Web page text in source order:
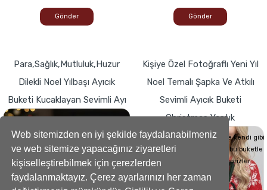
Web sitemizden en iyi şekilde faydalanabilmeniz
ve web sitemize yapacağınız ziyaretleri
kişiselleştirebilmek için çerezlerden
faydalanmaktayız. Çerez ayarlarınızı her zaman
Gönder Gönder
Para,Sağlık,Mutluluk,Huzur
Dilekli Noel Yılbaşı Ayıcık
Buketi Kucaklayan Sevimli Ayı
hediyeye dönüşse böyle görünürdü!
Kişiye Özel Fotoğraflı Yeni Yıl
Noel Temalı Şapka Ve Atkılı
Sevimli Ayıcık Buketi
Christmas Yastık
Sevdiklerinizin Kalplerini de kendi gibi
yumuşacık hale getirecek bu buketle
sevdiklerinize küçük süprizler